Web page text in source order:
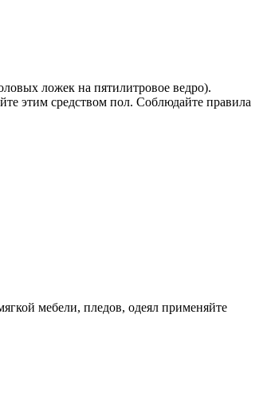
ложек на пятилитровое ведро).
этим средством пол. Соблюдайте правила
мебели, пледов, одеял применяйте